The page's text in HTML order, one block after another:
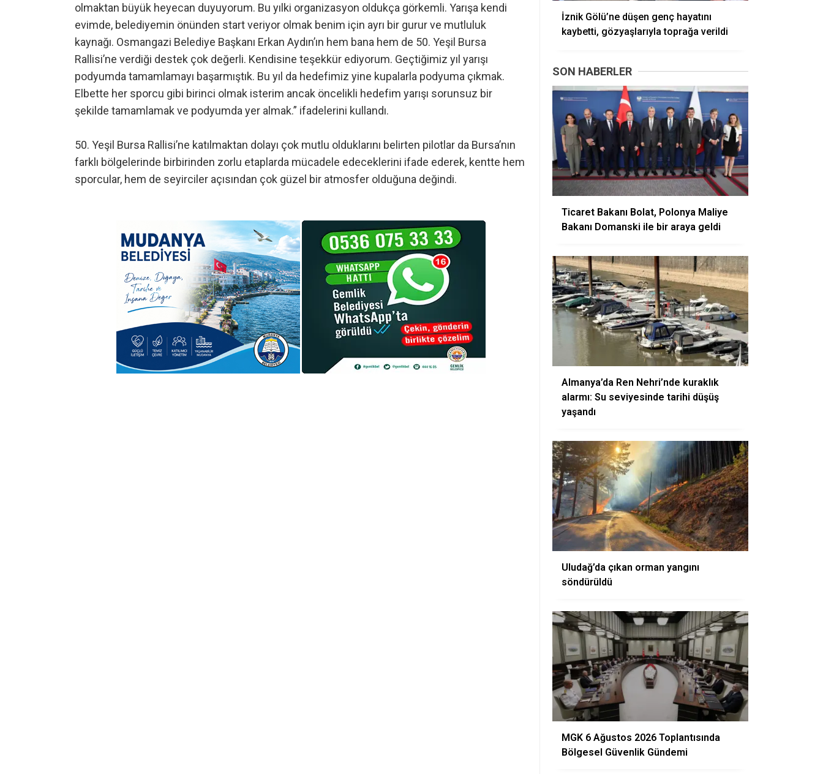
olmaktan büyük heyecan duyuyorum. Bu yılki organizasyon oldukça görkemli. Yarışa kendi
evimde, belediyemin önünden start veriyor olmak benim için ayrı bir gurur ve mutluluk
kaynağı. Osmangazi Belediye Başkanı Erkan Aydın’ın hem bana hem de 50. Yeşil Bursa
Rallisi’ne verdiği destek çok değerli. Kendisine teşekkür ediyorum. Geçtiğimiz yıl yarışı
podyumda tamamlamayı başarmıştık. Bu yıl da hedefimiz yine kupalarla podyuma çıkmak.
Elbette her sporcu gibi birinci olmak isterim ancak öncelikli hedefim yarışı sorunsuz bir
şekilde tamamlamak ve podyumda yer almak.” ifadelerini kullandı.
50. Yeşil Bursa Rallisi’ne katılmaktan dolayı çok mutlu olduklarını belirten pilotlar da Bursa’nın
farklı bölgelerinde birbirinden zorlu etaplarda mücadele edeceklerini ifade ederek, kentte hem
sporcular, hem de seyirciler açısından çok güzel bir atmosfer olduğuna değindi.
İznik Gölü’ne düşen genç hayatını
kaybetti, gözyaşlarıyla toprağa verildi
SON HABERLER
Ticaret Bakanı Bolat, Polonya Maliye
Bakanı Domanski ile bir araya geldi
Almanya’da Ren Nehri’nde kuraklık
alarmı: Su seviyesinde tarihi düşüş
yaşandı
Uludağ’da çıkan orman yangını
söndürüldü
MGK 6 Ağustos 2026 Toplantısında
Bölgesel Güvenlik Gündemi